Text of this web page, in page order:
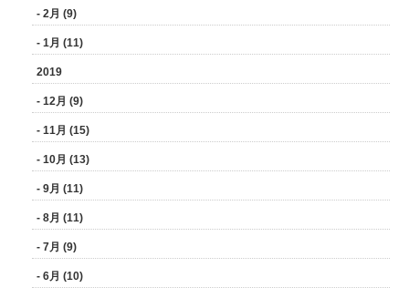
- 2月 (9)
- 1月 (11)
2019
- 12月 (9)
- 11月 (15)
- 10月 (13)
- 9月 (11)
- 8月 (11)
- 7月 (9)
- 6月 (10)